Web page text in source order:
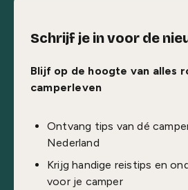
Schrijf je in voor de
Blijf op de hoogte van alles
camperleven
Ontvang tips van dé
Nederland
Krijg handige reistips en
voor je camper